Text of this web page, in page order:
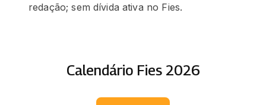
redação; sem dívida ativa no Fies.
Calendário Fies 2026